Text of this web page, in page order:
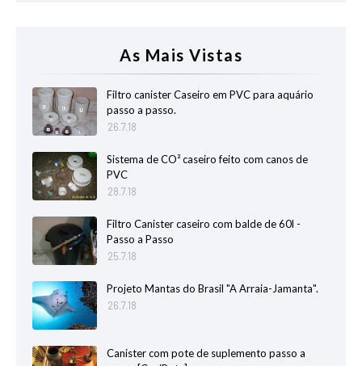
As Mais Vistas
Filtro canister Caseiro em PVC para aquário
passo a passo.
26.7.18
Sistema de CO² caseiro feito com canos de
PVC
28.7.18
Filtro Canister caseiro com balde de 60l -
Passo a Passo
25.7.18
Projeto Mantas do Brasil "A Arraia-Jamanta".
26.7.18
Canister com pote de suplemento passo a